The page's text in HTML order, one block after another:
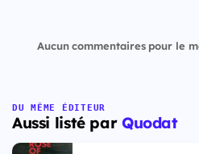
Aucun commentaires pour le
DU MÊME ÉDITEUR
Aussi listé par Quodat